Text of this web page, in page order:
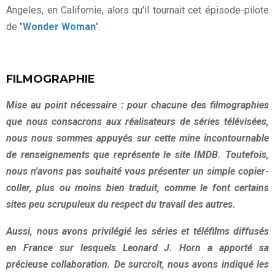
Angeles, en Californie, alors qu'il tournait cet épisode-pilote
de "Wonder Woman".
FILMOGRAPHIE
Mise au point nécessaire : pour chacune des filmographies
que nous consacrons aux réalisateurs de séries télévisées,
nous nous sommes appuyés sur cette mine incontournable
de renseignements que représente le site IMDB. Toutefois,
nous n'avons pas souhaité vous présenter un simple copier-
coller, plus ou moins bien traduit, comme le font certains
sites peu scrupuleux du respect du travail des autres.
Aussi, nous avons privilégié les séries et téléfilms diffusés
en France sur lesquels Leonard J. Horn a apporté sa
précieuse collaboration. De surcroît, nous avons indiqué les